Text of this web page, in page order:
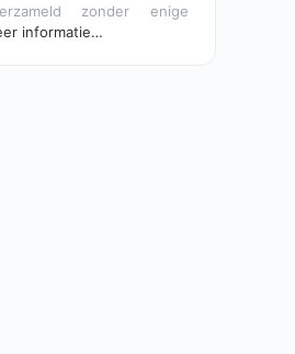
zonder enige
informatie…